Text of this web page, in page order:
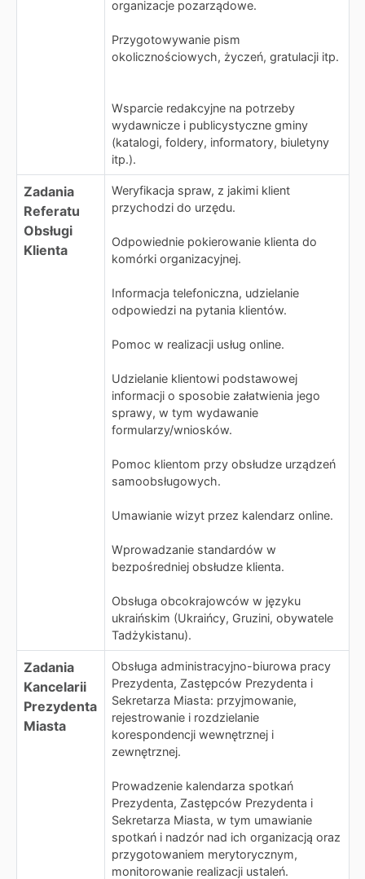
organizacje pozarządowe.
Przygotowywanie pism
okolicznościowych, życzeń, gratulacji itp.
Wsparcie redakcyjne na potrzeby
wydawnicze i publicystyczne gminy
(katalogi, foldery, informatory, biuletyny
itp.).
Zadania
Referatu
Obsługi
Klienta
Weryfikacja spraw, z jakimi klient
przychodzi do urzędu.
Odpowiednie pokierowanie klienta do
komórki organizacyjnej.
Informacja telefoniczna, udzielanie
odpowiedzi na pytania klientów.
Pomoc w realizacji usług online.
Udzielanie klientowi podstawowej
informacji o sposobie załatwienia jego
sprawy, w tym wydawanie
formularzy/wniosków.
Pomoc klientom przy obsłudze urządzeń
samoobsługowych.
Umawianie wizyt przez kalendarz online.
Wprowadzanie standardów w
bezpośredniej obsłudze klienta.
Obsługa obcokrajowców w języku
ukraińskim (Ukraińcy, Gruzini, obywatele
Tadżykistanu).
Zadania
Kancelarii
Prezydenta
Miasta
Obsługa administracyjno-biurowa pracy
Prezydenta, Zastępców Prezydenta i
Sekretarza Miasta: przyjmowanie,
rejestrowanie i rozdzielanie
korespondencji wewnętrznej i
zewnętrznej.
Prowadzenie kalendarza spotkań
Prezydenta, Zastępców Prezydenta i
Sekretarza Miasta, w tym umawianie
spotkań i nadzór nad ich organizacją oraz
przygotowaniem merytorycznym,
monitorowanie realizacji ustaleń.